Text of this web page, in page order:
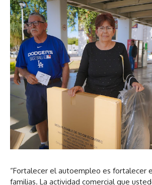
“Fortalecer el autoempleo es fortalecer
familias. La actividad comercial que